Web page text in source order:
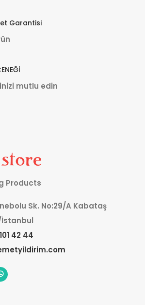
Garantisi
mutlu edin
Products
Sk. No:29/A Kabataş
42 44